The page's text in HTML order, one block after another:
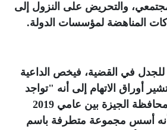
والتحريض على النزول إلى
المناهضة لمؤسسات الدولة.
للجدل في القضية، فيخص الداعية
أوراق الاتهام إلى أنه "تواجد
في منطقة كرداسة بمحافظة الجيزة بين عامي 2019
أنه أسس مجموعة متطرفة باسم